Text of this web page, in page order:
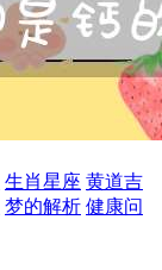
生肖星座 黄道吉
梦的解析 健康问